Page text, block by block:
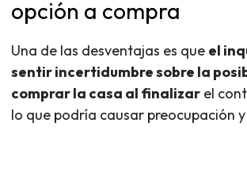
opción a compra
Una de las desventajas es que el
sentir incertidumbre sobre la
comprar la casa al finalizar el
lo que podría causar preocupación